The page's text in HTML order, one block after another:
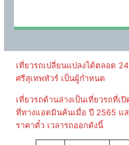
เที่ยวรถเปลี่ยนแปลงได้ตลอด
ศรีสุเทพทัวร์ เป็นผู้กำหนด
เที่ยวรถด้านล่างเป็นเที่ยวรถที่เ
ที่ทางแอดมินค้นเมื่อ ปี 2565 แ
ราคาตั๋ว เวลารถออกดังนี้